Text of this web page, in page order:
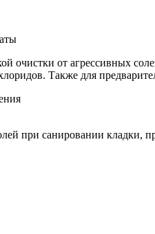
очистки от агрессивных
Также для
при санировании кладки,